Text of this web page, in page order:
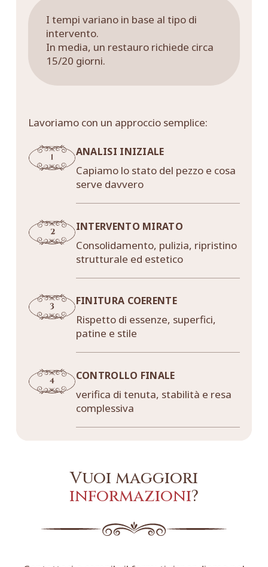
I tempi variano in base al tipo di
intervento.
In media, un restauro richiede circa
15/20 giorni.
Lavoriamo con un approccio semplice:
ANALISI INIZIALE
Capiamo lo stato del pezzo e cosa
serve davvero
INTERVENTO MIRATO
Consolidamento, pulizia, ripristino
strutturale ed estetico
FINITURA COERENTE
Rispetto di essenze, superfici,
patine e stile
CONTROLLO FINALE
verifica di tenuta, stabilità e resa
complessiva
Vuoi maggiori
informazioni?